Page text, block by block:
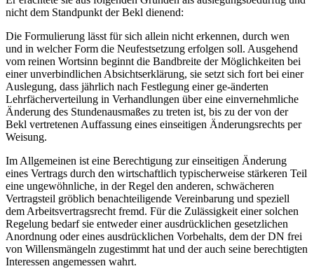
nicht dem Standpunkt der Bekl dienend:
Die Formulierung lässt für sich allein nicht erkennen, durch wen
und in welcher Form die Neufestsetzung erfolgen soll. Ausgehend
vom reinen Wortsinn beginnt die Bandbreite der Möglichkeiten bei
einer unverbindlichen Absichtserklärung, sie setzt sich fort bei einer
Auslegung, dass jährlich nach Festlegung einer ge-änderten
Lehrfächerverteilung in Verhandlungen über eine einvernehmliche
Änderung des Stundenausmaßes zu treten ist, bis zu der von der
Bekl vertretenen Auffassung eines einseitigen Änderungsrechts per
Weisung.
Im Allgemeinen ist eine Berechtigung zur einseitigen Änderung
eines Vertrags durch den wirtschaftlich typischerweise stärkeren Teil
eine ungewöhnliche, in der Regel den anderen, schwächeren
Vertragsteil gröblich benachteiligende Vereinbarung und speziell
dem Arbeitsvertragsrecht fremd. Für die Zulässigkeit einer solchen
Regelung bedarf sie entweder einer ausdrücklichen gesetzlichen
Anordnung oder eines ausdrücklichen Vorbehalts, dem der DN frei
von Willensmängeln zugestimmt hat und der auch seine berechtigten
Interessen angemessen wahrt.